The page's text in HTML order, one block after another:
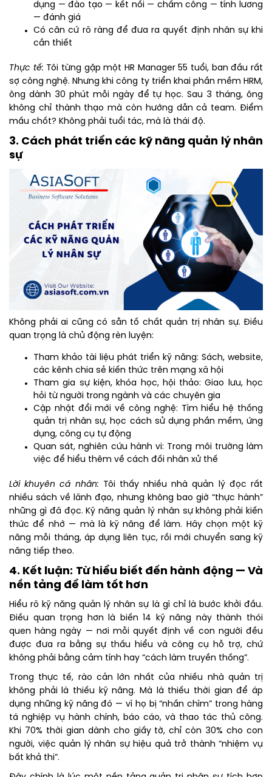
dụng — đào tạo — kết nối — chấm công — tính lương
— đánh giá
Có căn cứ rõ ràng để đưa ra quyết định nhân sự khi
cần thiết
Thực tế: Tôi từng gặp một HR Manager 55 tuổi, ban đầu rất
sợ công nghệ. Nhưng khi công ty triển khai phần mềm HRM,
ông dành 30 phút mỗi ngày để tự học. Sau 3 tháng, ông
không chỉ thành thạo mà còn hướng dẫn cả team. Điểm
mấu chốt? Không phải tuổi tác, mà là thái độ.
3. Cách phát triển các kỹ năng quản lý nhân
sự
Không phải ai cũng có sẵn tố chất quản trị nhân sự. Điều
quan trọng là chủ động rèn luyện:
Tham khảo tài liệu phát triển kỹ năng: Sách, website,
các kênh chia sẻ kiến thức trên mạng xã hội
Tham gia sự kiện, khóa học, hội thảo: Giao lưu, học
hỏi từ người trong ngành và các chuyên gia
Cập nhật đổi mới về công nghệ: Tìm hiểu hệ thống
quản trị nhân sự, học cách sử dụng phần mềm, ứng
dụng, công cụ tự động
Quan sát, nghiên cứu hành vi: Trong môi trường làm
việc để hiểu thêm về cách đối nhân xử thế
Lời khuyên cá nhân: Tôi thấy nhiều nhà quản lý đọc rất
nhiều sách về lãnh đạo, nhưng không bao giờ “thực hành”
những gì đã đọc. Kỹ năng quản lý nhân sự không phải kiến
thức để nhớ — mà là kỹ năng để làm. Hãy chọn một kỹ
năng mỗi tháng, áp dụng liên tục, rồi mới chuyển sang kỹ
năng tiếp theo.
4. Kết luận: Từ hiểu biết đến hành động — Và
nền tảng để làm tốt hơn
Hiểu rõ kỹ năng quản lý nhân sự là gì chỉ là bước khởi đầu.
Điều quan trọng hơn là biến 14 kỹ năng này thành thói
quen hàng ngày — nơi mỗi quyết định về con người đều
được đưa ra bằng sự thấu hiểu và công cụ hỗ trợ, chứ
không phải bằng cảm tính hay “cách làm truyền thống”.
Trong thực tế, rào cản lớn nhất của nhiều nhà quản trị
không phải là thiếu kỹ năng. Mà là thiếu thời gian để áp
dụng những kỹ năng đó — vì họ bị “nhấn chìm” trong hàng
tá nghiệp vụ hành chính, báo cáo, và thao tác thủ công.
Khi 70% thời gian dành cho giấy tờ, chỉ còn 30% cho con
người, việc quản lý nhân sự hiệu quả trở thành “nhiệm vụ
bất khả thi”.